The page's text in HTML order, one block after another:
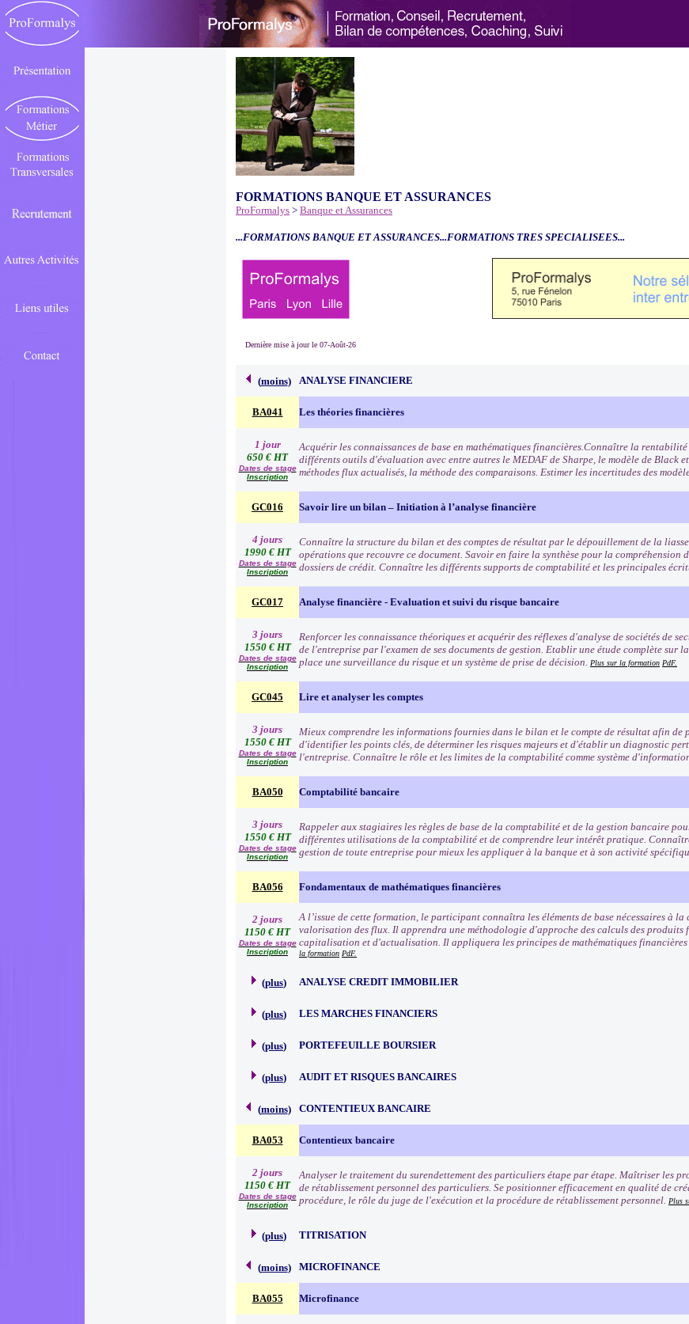
FORMATIONS BANQUE ET ASSURANCES
ProFormalys > Banque et Assurances
...FORMATIONS BANQUE ET ASSURANCES...FORMATIONS TRES SPECIALISEES...
Dernière mise à jour le 07-Août-26
(moins) ANALYSE FINANCIERE
BA041 Les théories financières
1 jour
650 € HT
Dates de stage
Inscription
Acquérir les connaissances de base en mathématiques financières.Connaître la
différents outils d'évaluation avec entre autres le MEDAF de Sharpe, le modèle de Black
méthodes flux actualisés, la méthode des comparaisons. Estimer les incertitudes des
GC016 Savoir lire un bilan – Initiation à l’analyse financière
4 jours
1990 € HT
Dates de stage
Inscription
Connaître la structure du bilan et des comptes de résultat par le dépouillement de la
opérations que recouvre ce document. Savoir en faire la synthèse pour la compréhension
dossiers de crédit. Connaître les différents supports de comptabilité et les principales
GC017 Analyse financière - Evaluation et suivi du risque bancaire
3 jours
1550 € HT
Dates de stage
Inscription
Renforcer les connaissance théoriques et acquérir des réflexes d'analyse de sociétés de
de l'entreprise par l'examen de ses documents de gestion. Etablir une étude complète sur
place une surveillance du risque et un système de prise de décision. Plus sur la formation PdF.
GC045 Lire et analyser les comptes
3 jours
1550 € HT
Dates de stage
Inscription
Mieux comprendre les informations fournies dans le bilan et le compte de résultat afin de
d'identifier les points clés, de déterminer les risques majeurs et d'établir un diagnostic
l'entreprise. Connaître le rôle et les limites de la comptabilité comme système
BA050 Comptabilité bancaire
3 jours
1550 € HT
Dates de stage
Inscription
Rappeler aux stagiaires les règles de base de la comptabilité et de la gestion bancaire
différentes utilisations de la comptabilité et de comprendre leur intérêt pratique.
gestion de toute entreprise pour mieux les appliquer à la banque et à son activité
BA056 Fondamentaux de mathématiques financières
2 jours
1150 € HT
Dates de stage
Inscription
A l’issue de cette formation, le participant connaîtra les éléments de base nécessaires à la
valorisation des flux. Il apprendra une méthodologie d'approche des calculs des produits
capitalisation et d'actualisation. Il appliquera les principes de mathématiques
la formation PdF.
(plus) ANALYSE CREDIT IMMOBILIER
(plus) LES MARCHES FINANCIERS
(plus) PORTEFEUILLE BOURSIER
(plus) AUDIT ET RISQUES BANCAIRES
(moins) CONTENTIEUX BANCAIRE
BA053 Contentieux bancaire
2 jours
1150 € HT
Dates de stage
Inscription
Analyser le traitement du surendettement des particuliers étape par étape. Maîtriser les
de rétablissement personnel des particuliers. Se positionner efficacement en qualité de
procédure, le rôle du juge de l'exécution et la procédure de rétablissement personnel. Plus
(plus) TITRISATION
(moins) MICROFINANCE
BA055 Microfinance